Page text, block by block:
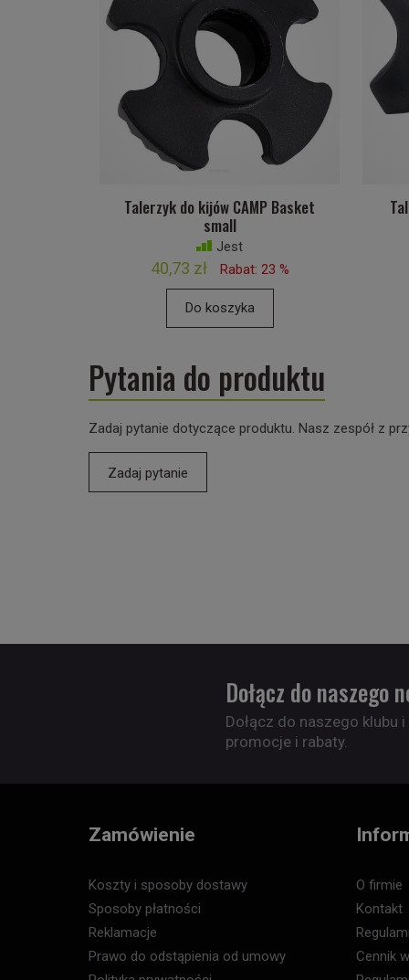
Talerzyk do kijów CAMP Basket
small
Jest
40,73 zł Rabat: 23 %
Do koszyka
Pytania do produktu
Zadaj pytanie dotyczące produktu. Nasz zespół z
Zadaj pytanie
Dołącz do naszego
Dołącz do naszego
promocje i rabaty.
Zamówienie
Koszty i sposoby dostawy
Sposoby płatności
Reklamacje
Prawo do odstąpienia od umowy
O firmie
Kontakt
Cennik